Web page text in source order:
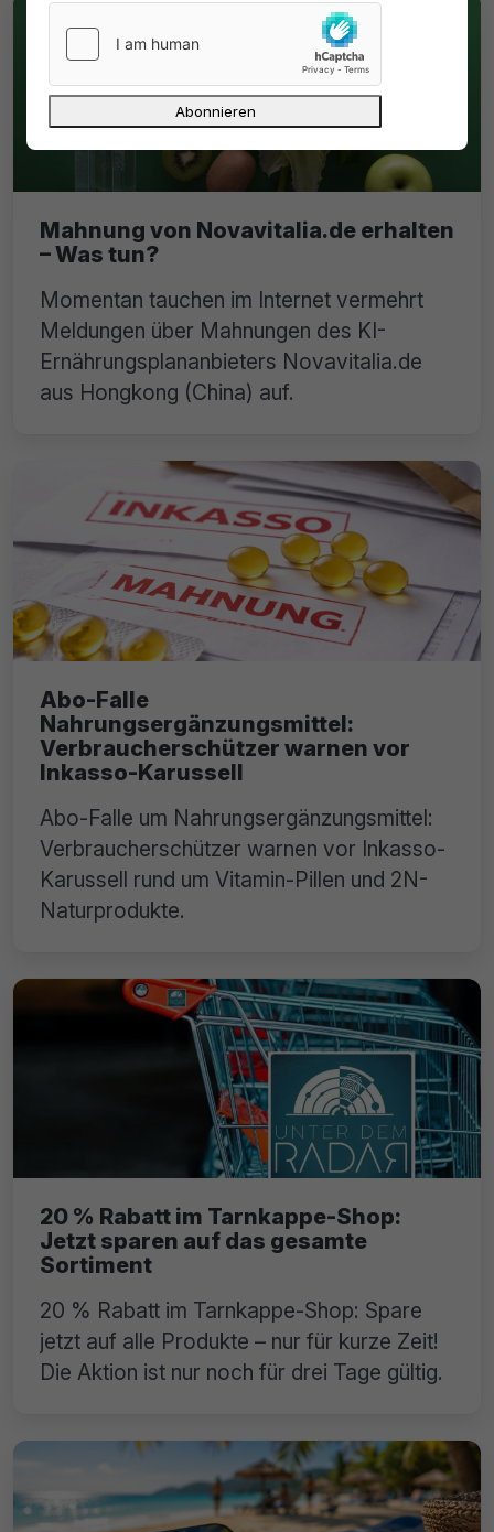
Mahnung von Novavitalia.de erhalten
– Was tun?
Momentan tauchen im Internet vermehrt
Meldungen über Mahnungen des KI-
Ernährungsplananbieters Novavitalia.de
aus Hongkong (China) auf.
Abo-Falle
Nahrungsergänzungsmittel:
Verbraucherschützer warnen vor
Inkasso-Karussell
Abo-Falle um Nahrungsergänzungsmittel:
Verbraucherschützer warnen vor Inkasso-
Karussell rund um Vitamin-Pillen und 2N-
Naturprodukte.
20 % Rabatt im Tarnkappe-Shop:
Jetzt sparen auf das gesamte
Sortiment
20 % Rabatt im Tarnkappe-Shop: Spare
jetzt auf alle Produkte – nur für kurze Zeit!
Die Aktion ist nur noch für drei Tage gültig.